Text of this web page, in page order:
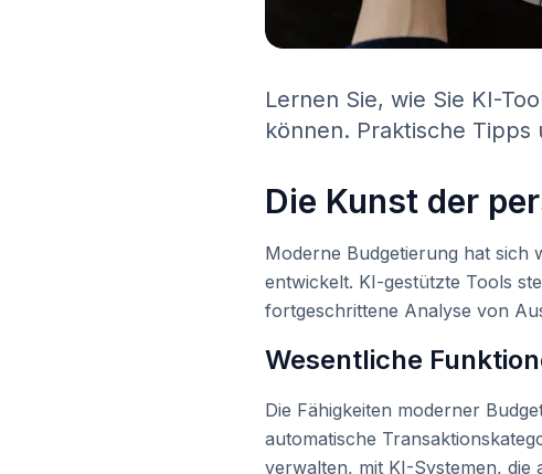
Lernen Sie, wie Sie KI-
können. Praktische
Die Kunst der
Moderne Budgetierung hat sich
entwickelt. KI-gestützte Tools
fortgeschrittene Analyse von
Wesentliche
Die Fähigkeiten moderner
automatische
verwalten, mit KI-Systemen,